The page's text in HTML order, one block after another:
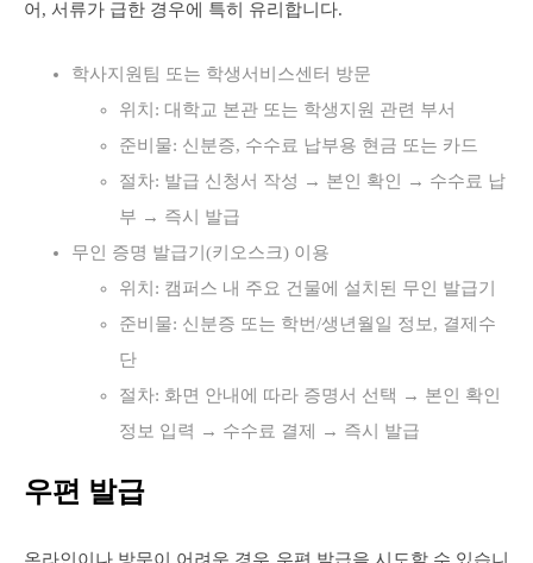
어, 서류가 급한 경우에 특히 유리합니다.
학사지원팀 또는 학생서비스센터 방문
위치: 대학교 본관 또는 학생지원 관련 부서
준비물: 신분증, 수수료 납부용 현금 또는 카드
절차: 발급 신청서 작성 → 본인 확인 → 수수료 납
부 → 즉시 발급
무인 증명 발급기(키오스크) 이용
위치: 캠퍼스 내 주요 건물에 설치된 무인 발급기
준비물: 신분증 또는 학번/생년월일 정보, 결제수
단
절차: 화면 안내에 따라 증명서 선택 → 본인 확인
정보 입력 → 수수료 결제 → 즉시 발급
우편 발급